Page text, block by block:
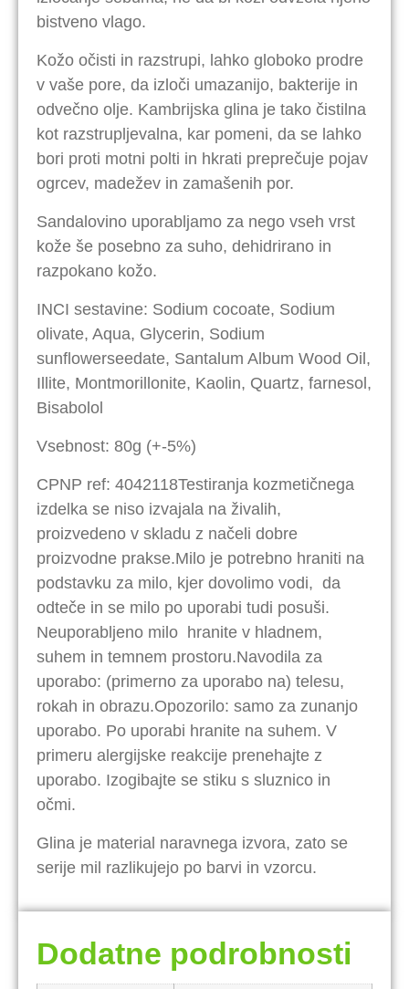
bistveno vlago.
Kožo očisti in razstrupi, lahko globoko prodre
v vaše pore, da izloči umazanijo, bakterije in
odvečno olje. Kambrijska glina je tako čistilna
kot razstrupljevalna, kar pomeni, da se lahko
bori proti motni polti in hkrati preprečuje pojav
ogrcev, madežev in zamašenih por.
Sandalovino uporabljamo za nego vseh vrst
kože še posebno za suho, dehidrirano in
razpokano kožo.
INCI sestavine: Sodium cocoate, Sodium
olivate, Aqua, Glycerin, Sodium
sunflowerseedate, Santalum Album Wood Oil,
Illite, Montmorillonite, Kaolin, Quartz, farnesol,
Bisabolol
Vsebnost: 80g (+-5%)
CPNP ref: 4042118Testiranja kozmetičnega
izdelka se niso izvajala na živalih,
proizvedeno v skladu z načeli dobre
proizvodne prakse.Milo je potrebno hraniti na
podstavku za milo, kjer dovolimo vodi, da
odteče in se milo po uporabi tudi posuši.
Neuporabljeno milo hranite v hladnem,
suhem in temnem prostoru.Navodila za
uporabo: (primerno za uporabo na) telesu,
rokah in obrazu.Opozorilo: samo za zunanjo
uporabo. Po uporabi hranite na suhem. V
primeru alergijske reakcije prenehajte z
uporabo. Izogibajte se stiku s sluznico in
očmi.
Glina je material naravnega izvora, zato se
serije mil razlikujejo po barvi in vzorcu.
Dodatne podrobnosti